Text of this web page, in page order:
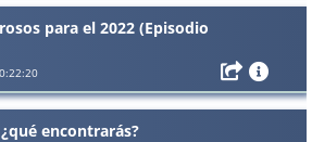
para el 2022 (Episodio
encontrarás?